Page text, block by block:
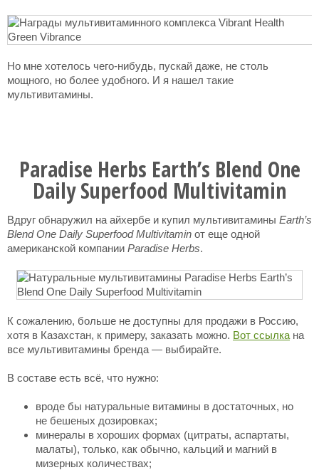
Но мне хотелось чего-нибудь, пускай даже, не столь
мощного, но более удобного. И я нашел такие
мультивитамины.
Paradise Herbs Earth’s Blend One
Daily Superfood Multivitamin
Вдруг обнаружил на айхербе и купил мультивитамины Earth’s
Blend One Daily Superfood Multivitamin от еще одной
американской компании Paradise Herbs.
К сожалению, больше не доступны для продажи в Россию,
хотя в Казахстан, к примеру, заказать можно. Вот ссылка на
все мультивитамины бренда — выбирайте.
В составе есть всё, что нужно:
вроде бы натуральные витамины в достаточных, но
не бешеных дозировках;
минералы в хороших формах (цитраты, аспартаты,
малаты), только, как обычно, кальций и магний в
мизерных количествах;